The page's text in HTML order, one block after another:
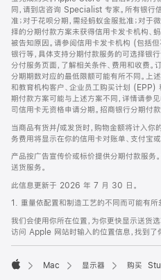
同，请到店咨询 Specialist 专家。所有银行
准；对于花呗分期，需经蚂蚁金服批准；对于
择的分期付款方案未获得信用卡发卡机构、
被告知原因。请参阅信用卡发卡机构 (包括
银行等，具体支持分期付款服务的可选择银
分付服务页面，了解相关条件、费用和收费
分期期数对应的最低限额可能有所不同。上
和教育机构客户、企业员工购买计划
期付款方案可能与上述方案不同，详情请参
司信用卡无资格申请分期。招商银行分期付
当商品有货并/或发货时，购物金额将计入你
务费用将显示在你的信用卡对账单、支付宝或
产品按广告宣传价或标价提供分期付款服务
送货服务。
此信息更新于 2026 年 7 月 30 日。
1. 重量依配置和制造工艺的不同而可能有所
我们会使用你所在位置，为你更快显示送货
访问 Apple 网站时输入的位置信息，找到了
Mac 显示器 购买